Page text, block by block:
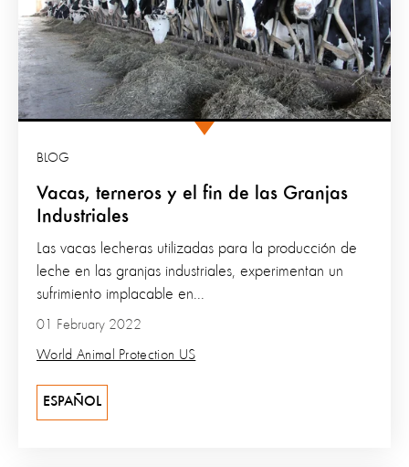
Vacas, terneros y el fin de las Granjas
Industriales
BLOG
01 February 2022
World Animal Protection US
Las vacas lecheras utilizadas para la producción de
leche en las granjas industriales, experimentan un
sufrimiento implacable en...
ESPAÑOL